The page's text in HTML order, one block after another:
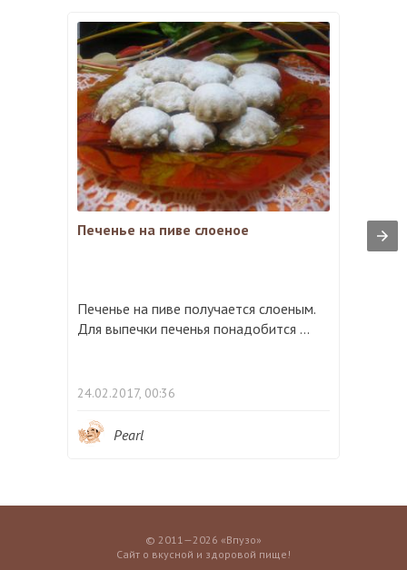
Печенье на пиве слоеное
Печенье на пиве получается слоеным.
Для выпечки печенья понадобится ...
24.02.2017, 00:36
Pearl
© 2011—2026 «Впузо»
Сайт о вкусной и здоровой пище!